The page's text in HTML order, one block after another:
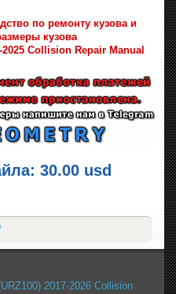
по ремонту кузова и
кузова
2025 Collision Repair Manual
30.00 usd
2017-2026 Collision